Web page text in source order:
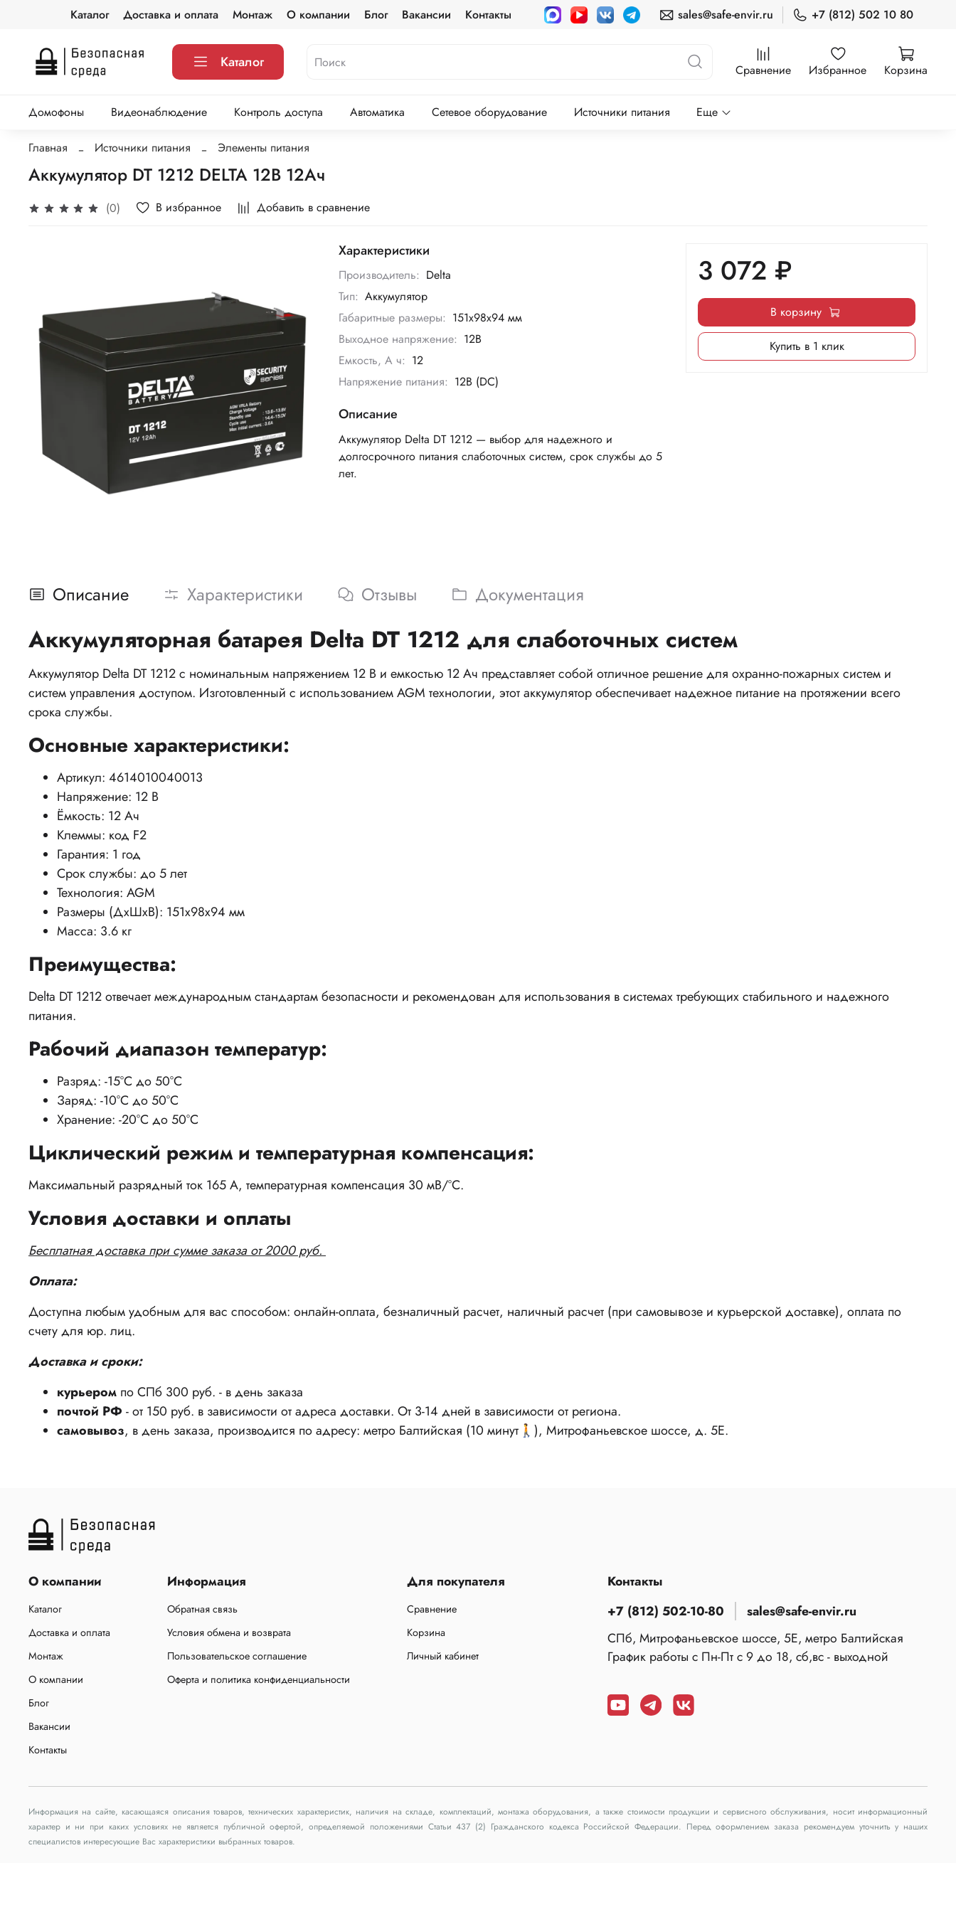
Каталог Доставка и оплата Монтаж О компании Блог Вакансии Контакты sales@safe-envir.ru +7 (812) 502 10 80
Каталог Сравнение Избранное Корзина
Домофоны Видеонаблюдение Контроль доступа Автоматика Сетевое оборудование Источники питания Еще
Главная Источники питания Элементы питания
Аккумулятор DT 1212 DELTA 12В 12Ач
(0) В избранное Добавить в сравнение
Характеристики
Производитель: Delta
Тип: Аккумулятор
Габаритные размеры: 151х98х94 мм
Выходное напряжение: 12В
Емкость, А ч: 12
Напряжение питания: 12B (DC)
Описание
Аккумулятор Delta DT 1212 — выбор для надежного и
долгосрочного питания слаботочных систем, срок службы до 5
лет.
3 072 ₽
В корзину
Купить в 1 клик
Описание Характеристики Отзывы Документация
Аккумуляторная батарея Delta DT 1212 для слаботочных систем
Аккумулятор Delta DT 1212 с номинальным напряжением 12 В и емкостью 12 Ач представляет собой отличное решение для охранно-пожарных систем и
систем управления доступом. Изготовленный с использованием AGM технологии, этот аккумулятор обеспечивает надежное питание на протяжении всего
срока службы.
Основные характеристики:
Артикул: 4614010040013
Напряжение: 12 В
Ёмкость: 12 Ач
Клеммы: код F2
Гарантия: 1 год
Срок службы: до 5 лет
Технология: AGM
Размеры (ДхШхВ): 151x98x94 мм
Масса: 3.6 кг
Преимущества:
Delta DT 1212 отвечает международным стандартам безопасности и рекомендован для использования в системах требующих стабильного и надежного
питания.
Рабочий диапазон температур:
Разряд: -15°C до 50°C
Заряд: -10°C до 50°C
Хранение: -20°C до 50°C
Циклический режим и температурная компенсация:
Максимальный разрядный ток 165 А, температурная компенсация 30 мВ/°С.
Условия доставки и оплаты
Бесплатная доставка при сумме заказа от 2000 руб.
Оплата:
Доступна любым удобным для вас способом: онлайн-оплата, безналичный расчет, наличный расчет (при самовывозе и курьерской доставке), оплата по
счету для юр. лиц.
Доставка и сроки:
курьером по СПб 300 руб. - в день заказа
почтой РФ - от 150 руб. в зависимости от адреса доставки. От 3-14 дней в зависимости от региона.
самовывоз, в день заказа, производится по адресу: метро Балтийская (10 минут🚶), Митрофаньевское шоссе, д. 5Е.
О компании
Каталог
Доставка и оплата
Монтаж
О компании
Блог
Вакансии
Контакты
Информация
Обратная связь
Условия обмена и возврата
Пользовательское соглашение
Оферта и политика конфиденциальности
Для покупателя
Сравнение
Корзина
Личный кабинет
Контакты
+7 (812) 502-10-80
sales@safe-envir.ru
СПб, Митрофаньевское шоссе, 5Е, метро Балтийская
График работы с Пн-Пт с 9 до 18, сб,вс - выходной
Информация на сайте, касающаяся описания товаров, технических характеристик, наличия на складе, комплектаций, монтажа оборудования, а также стоимости продукции и сервисного обслуживания, носит информационный
характер и ни при каких условиях не является публичной офертой, определяемой положениями Статьи 437 (2) Гражданского кодекса Российской Федерации. Перед оформлением заказа рекомендуем уточнить у наших
специалистов интересующие Вас характеристики выбранных товаров.